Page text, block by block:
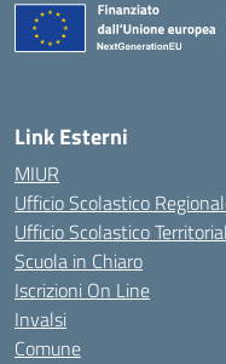
Link Esterni
MIUR
Ufficio Scolastico
Ufficio Scolastico
Scuola in Chiaro
Iscrizioni On Line
Invalsi
Comune